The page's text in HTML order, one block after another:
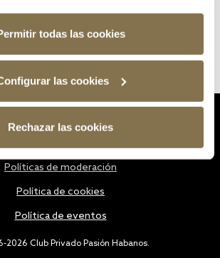
todas las cookies
las cookies
Rechazar las cookies
2026 Club Privado Pasión Habanos.
Políticas de moderación
Política de cookies
Política de eventos